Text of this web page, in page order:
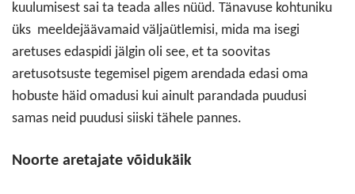
kuulumisest sai ta teada alles nüüd. Tänavuse kohtuniku
üks meeldejäävamaid väljaütlemisi, mida ma isegi
aretuses edaspidi jälgin oli see, et ta soovitas
aretusotsuste tegemisel pigem arendada edasi oma
hobuste häid omadusi kui ainult parandada puudusi
samas neid puudusi siiski tähele pannes.
Noorte aretajate võidukäik